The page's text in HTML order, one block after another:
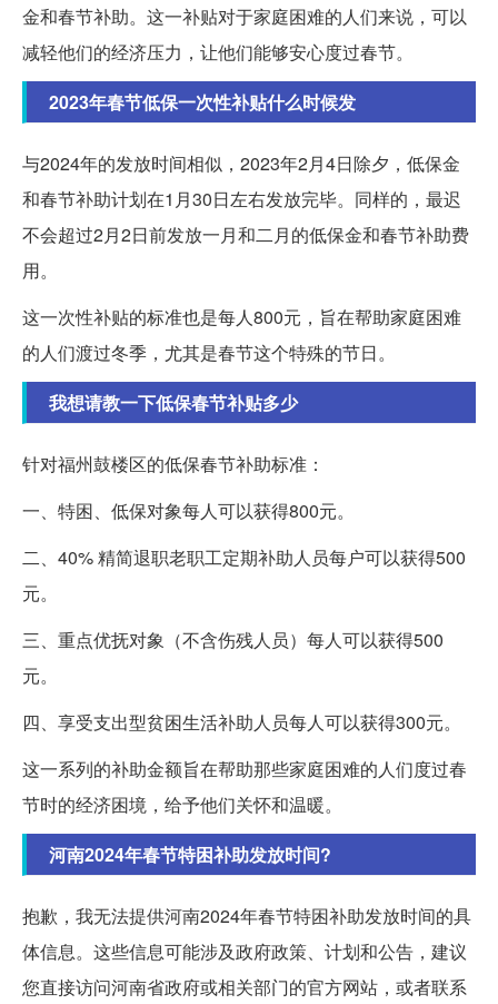
金和春节补助。这一补贴对于家庭困难的人们来说，可以
减轻他们的经济压力，让他们能够安心度过春节。
2023年春节低保一次性补贴什么时候发
与2024年的发放时间相似，2023年2月4日除夕，低保金
和春节补助计划在1月30日左右发放完毕。同样的，最迟
不会超过2月2日前发放一月和二月的低保金和春节补助费
用。
这一次性补贴的标准也是每人800元，旨在帮助家庭困难
的人们渡过冬季，尤其是春节这个特殊的节日。
我想请教一下低保春节补贴多少
针对福州鼓楼区的低保春节补助标准：
一、特困、低保对象每人可以获得800元。
二、40% 精简退职老职工定期补助人员每户可以获得500
元。
三、重点优抚对象（不含伤残人员）每人可以获得500
元。
四、享受支出型贫困生活补助人员每人可以获得300元。
这一系列的补助金额旨在帮助那些家庭困难的人们度过春
节时的经济困境，给予他们关怀和温暖。
河南2024年春节特困补助发放时间?
抱歉，我无法提供河南2024年春节特困补助发放时间的具
体信息。这些信息可能涉及政府政策、计划和公告，建议
您直接访问河南省政府或相关部门的官方网站，或者联系